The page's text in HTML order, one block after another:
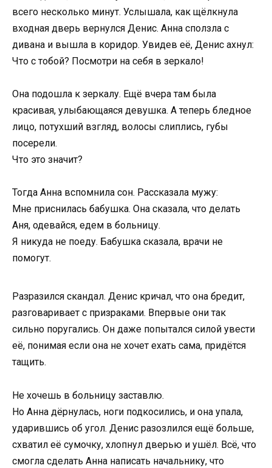
всего несколько минут. Услышала, как щёлкнула
входная дверь вернулся Денис. Анна сползла с
дивана и вышла в коридор. Увидев её, Денис ахнул:
Что с тобой? Посмотри на себя в зеркало!
Она подошла к зеркалу. Ещё вчера там была
красивая, улыбающаяся девушка. А теперь бледное
лицо, потухший взгляд, волосы слиплись, губы
посерели.
Что это значит?
Тогда Анна вспомнила сон. Рассказала мужу:
Мне приснилась бабушка. Она сказала, что делать
Аня, одевайся, едем в больницу.
Я никуда не поеду. Бабушка сказала, врачи не
помогут.
Разразился скандал. Денис кричал, что она бредит,
разговаривает с призраками. Впервые они так
сильно поругались. Он даже попытался силой увести
её, понимая если она не хочет ехать сама, придётся
тащить.
Не хочешь в больницу заставлю.
Но Анна дёрнулась, ноги подкосились, и она упала,
ударившись об угол. Денис разозлился ещё больше,
схватил её сумочку, хлопнул дверью и ушёл. Всё, что
смогла сделать Анна написать начальнику, что